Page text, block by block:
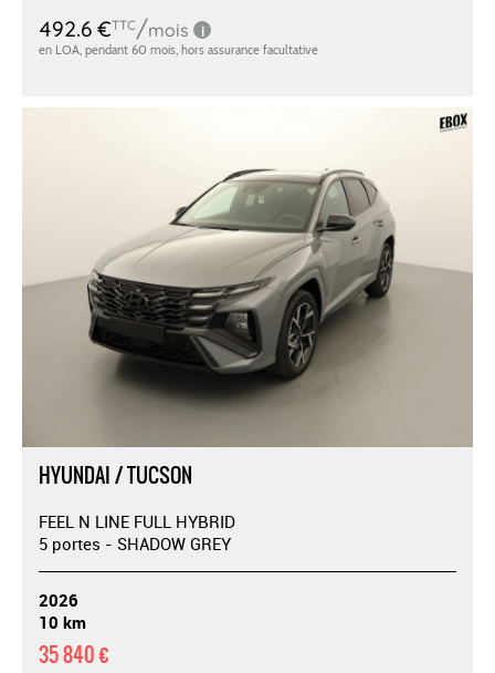
HYUNDAI / TUCSON
FEEL N LINE FULL HYBRID
5 portes - SHADOW GREY
2026
10 km
35 840 €